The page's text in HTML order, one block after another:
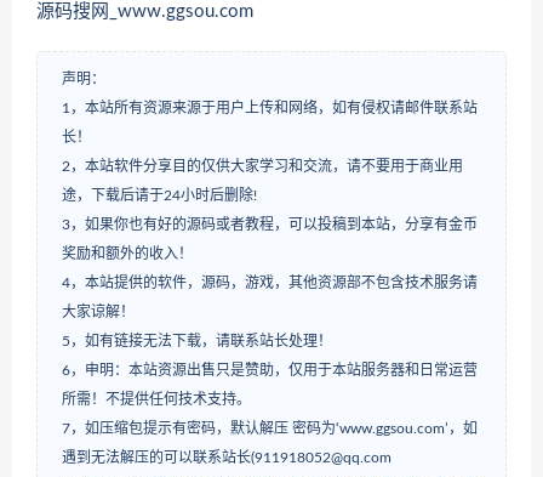
源码搜网_www.ggsou.com
声明：
1，本站所有资源来源于用户上传和网络，如有侵权请邮件联系站
长！
2，本站软件分享目的仅供大家学习和交流，请不要用于商业用
途，下载后请于24小时后删除!
3，如果你也有好的源码或者教程，可以投稿到本站，分享有金币
奖励和额外的收入！
4，本站提供的软件，源码，游戏，其他资源部不包含技术服务请
大家谅解！
5，如有链接无法下载，请联系站长处理！
6，申明：本站资源出售只是赞助，仅用于本站服务器和日常运营
所需！不提供任何技术支持。
7，如压缩包提示有密码，默认解压 密码为‘www.ggsou.com’，如
遇到无法解压的可以联系站长(911918052@qq.com